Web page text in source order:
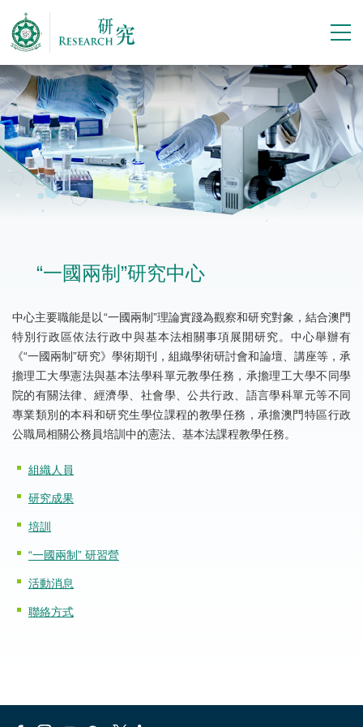
“一國兩制”研究中心
中心主要職能是以“一國兩制”理論實踐為觀察和研究對象，結合澳門
特別行政區依法行政中與基本法相關事項展開研究。中心舉辦有
《“一國兩制”研究》學術期刊，組織學術研討會和論壇、講座等，承
擔理工大學憲法與基本法學科單元教學任務，承擔理工大學不同學
院的有關法律、經濟學、社會學、公共行政、語言學科單元等不同
專業類別的本科和研究生學位課程的教學任務，承擔澳門特區行政
公職局相關公務員培訓中的憲法、基本法課程教學任務。
組織人員
研究成果
培訓
“一國兩制” 研習營
活動消息
聯絡方式